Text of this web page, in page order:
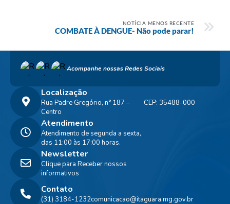
NOTÍCIA MENOS RECENTE
COMBATE À DENGUE- Não pode parar!
Acompanhe nossas Redes Sociais
Localização
Rua Padre Gregório, n° 187 –
Centro
CEP: 35488-000
Contato
(31) 3184-1232comunicacao@itaguara.mg.gov.br
Atendimento
Atendimento de segunda a sexta,
das 11:00 às 17:00 horas.
Newsletter
Clique para Receber nossos
informativos